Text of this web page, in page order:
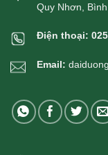
Quy Nhơn,
Điện thoại:
Email: